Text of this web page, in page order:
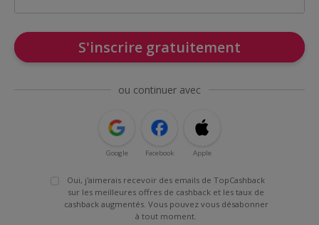
S'inscrire gratuitement
ou continuer avec
Google Facebook Apple
Oui, j'aimerais recevoir des emails de TopCashback
sur les meilleures offres de cashback et les taux de
cashback augmentés. Vous pouvez vous désabonner
à tout moment.